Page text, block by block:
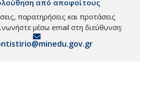
από αποφοίτους
παρατηρήσεις και προτάσεις
μέσω email στη διεύθυνση: